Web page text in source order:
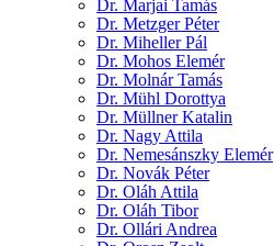
Dr. Marjai Tamás
Dr. Metzger Péter
Dr. Miheller Pál
Dr. Mohos Elemér
Dr. Molnár Tamás
Dr. Mühl Dorottya
Dr. Müllner Katalin
Dr. Nagy Attila
Dr. Nemesánszky Elemér
Dr. Novák Péter
Dr. Oláh Attila
Dr. Oláh Tibor
Dr. Ollári Andrea